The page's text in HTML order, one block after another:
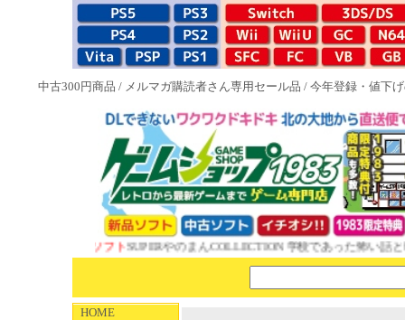
中古300円商品 / メルマガ購読者さん専用セール品 / 今年登録・値下
特典付ソフトSUPERやのまんCOLLECTION 学校であった怖い話と晦󠄀
HOME